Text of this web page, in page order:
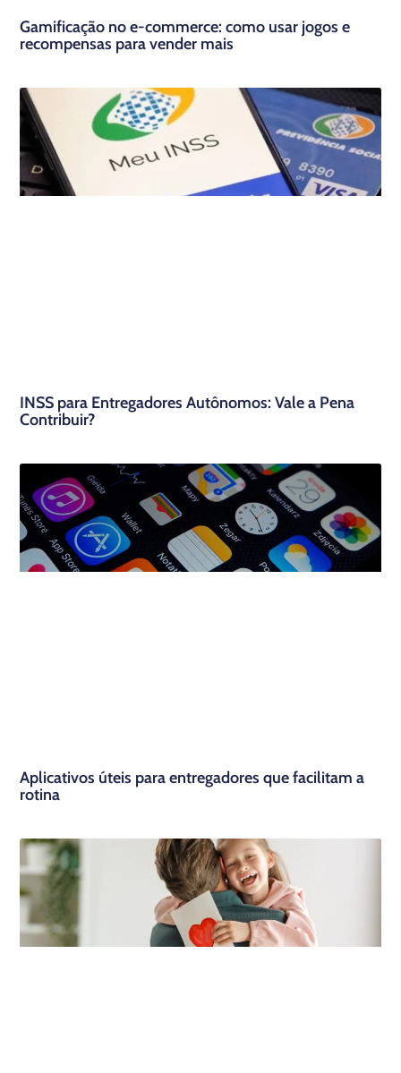
Gamificação no e-commerce: como usar jogos e
recompensas para vender mais
INSS para Entregadores Autônomos: Vale a Pena
Contribuir?
Aplicativos úteis para entregadores que facilitam a
rotina